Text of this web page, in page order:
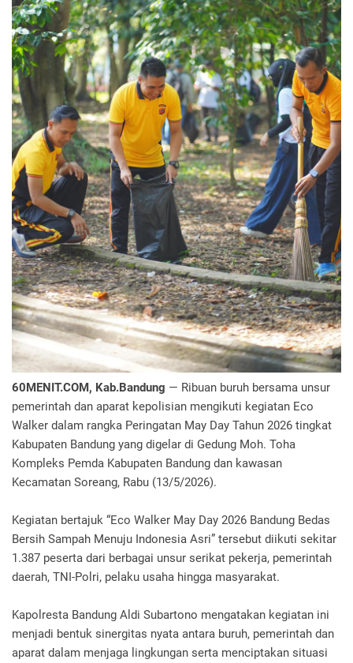
60MENIT.COM, Kab.Bandung — Ribuan buruh bersama unsur
pemerintah dan aparat kepolisian mengikuti kegiatan Eco
Walker dalam rangka Peringatan May Day Tahun 2026 tingkat
Kabupaten Bandung yang digelar di Gedung Moh. Toha
Kompleks Pemda Kabupaten Bandung dan kawasan
Kecamatan Soreang, Rabu (13/5/2026).
Kegiatan bertajuk “Eco Walker May Day 2026 Bandung Bedas
Bersih Sampah Menuju Indonesia Asri” tersebut diikuti sekitar
1.387 peserta dari berbagai unsur serikat pekerja, pemerintah
daerah, TNI-Polri, pelaku usaha hingga masyarakat.
Kapolresta Bandung Aldi Subartono mengatakan kegiatan ini
menjadi bentuk sinergitas nyata antara buruh, pemerintah dan
aparat dalam menjaga lingkungan serta menciptakan situasi